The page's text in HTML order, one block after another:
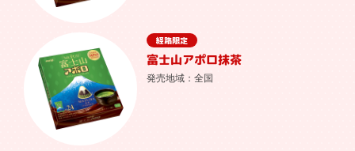
富士山アポロ抹茶
発売地域：全国